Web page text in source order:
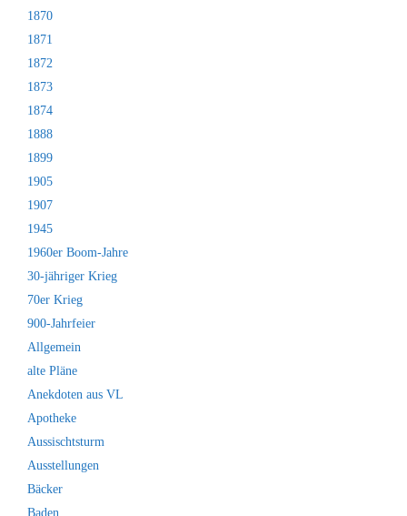
1870
1871
1872
1873
1874
1888
1899
1905
1907
1945
1960er Boom-Jahre
30-jähriger Krieg
70er Krieg
900-Jahrfeier
Allgemein
alte Pläne
Anekdoten aus VL
Apotheke
Aussischtsturm
Ausstellungen
Bäcker
Baden